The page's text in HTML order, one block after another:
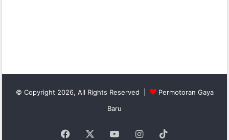
© Copyright 2026, All Rights Reserved |
Permotoran Gaya
Baru
Facebook YouTubeInstagram